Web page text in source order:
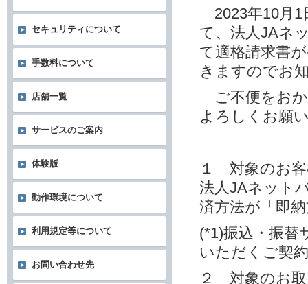
2023年10月1
て、法人JAネ
て適格請求書
きますのでお
ご不便をお
よろしくお願
１ 対象のお
法人JAネット
済方法が「即
(*1)振込・振替
いただくご契
２ 対象のお
セキュリティについて
手数料について
店舗一覧
サービスのご案内
体験版
動作環境について
利用規定等について
お問い合わせ先